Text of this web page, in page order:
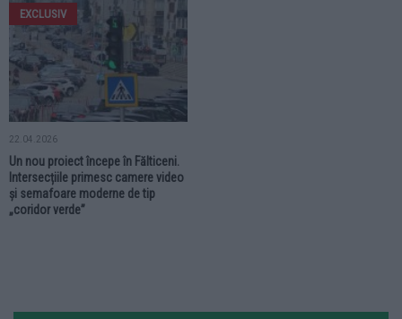
EXCLUSIV
22.04.2026
Un nou proiect începe în Fălticeni.
Intersecțiile primesc camere video
și semafoare moderne de tip
„coridor verde”